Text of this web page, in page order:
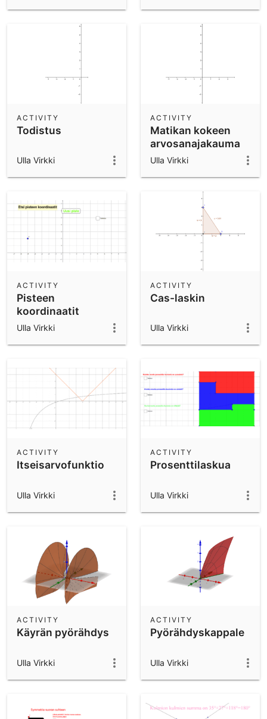
Todistus
ACTIVITY
Ulla Virkki
Matikan kokeen
arvosanajakauma
ACTIVITY
Ulla Virkki
Pisteen
koordinaatit
ACTIVITY
Ulla Virkki
Cas-laskin
ACTIVITY
Ulla Virkki
Itseisarvofunktio
ACTIVITY
Ulla Virkki
Prosenttilaskua
ACTIVITY
Ulla Virkki
Käyrän pyörähdys
ACTIVITY
Ulla Virkki
Pyörähdyskappale
ACTIVITY
Ulla Virkki